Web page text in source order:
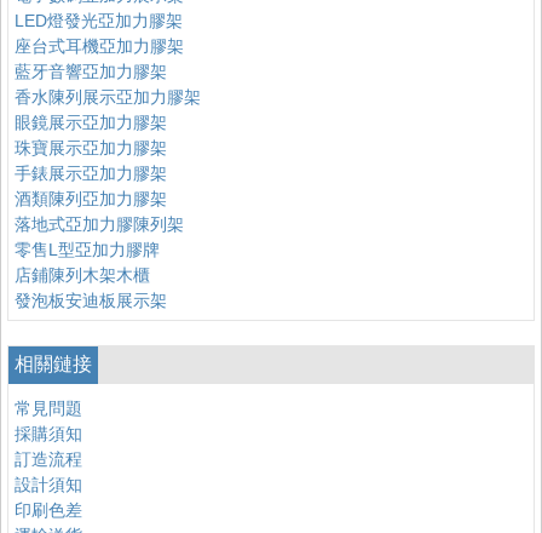
LED燈發光亞加力膠架
座台式耳機亞加力膠架
藍牙音響亞加力膠架
香水陳列展示亞加力膠架
眼鏡展示亞加力膠架
珠寶展示亞加力膠架
手錶展示亞加力膠架
酒類陳列亞加力膠架
落地式亞加力膠陳列架
零售L型亞加力膠牌
店鋪陳列木架木櫃
發泡板安迪板展示架
相關鏈接
常見問題
採購須知
訂造流程
設計須知
印刷色差